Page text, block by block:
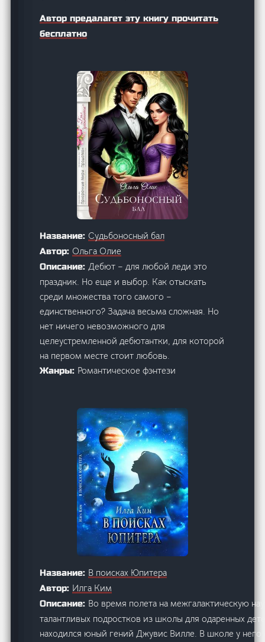
Автор предалагет эту книгу прочитать
бесплатно
Название:Судьбоносный бал
Автор:Ольга Олие
Описание:Дебют – для любой леди это
праздник. Но еще и выбор. Как отыскать
среди множества того самого –
единственного? Задача весьма сложная. Но
нет ничего невозможного для
целеустремленной дебютантки, для которой
на первом месте стоит любовь.
Жанры: Романтическое фэнтези
Название: В поисках Юпитера
Автор: Илга Ким
Описание: Во время полета на межгалактичеcкую
талантливых подростков из школы для одаренных
находился юный гений Джувис Вилле. В школе у него